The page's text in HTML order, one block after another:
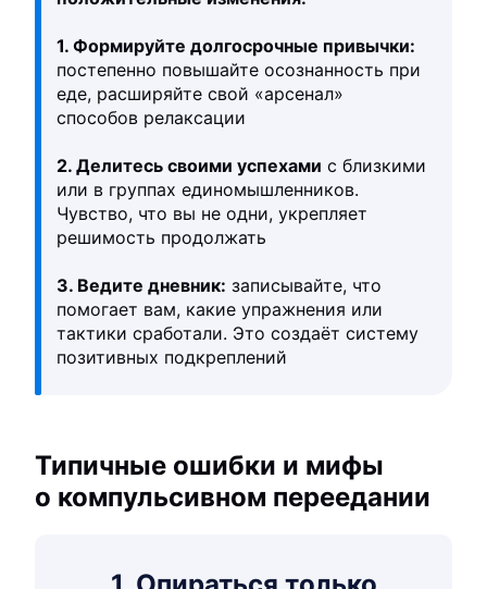
1. Формируйте долгосрочные привычки:
постепенно повышайте осознанность при
еде, расширяйте свой «арсенал»
способов релаксации
2. Делитесь своими успехами с близкими
или в группах единомышленников.
Чувство, что вы не одни, укрепляет
решимость продолжать
3. Ведите дневник: записывайте, что
помогает вам, какие упражнения или
тактики сработали. Это создаёт систему
позитивных подкреплений
Типичные ошибки и мифы
о компульсивном переедании